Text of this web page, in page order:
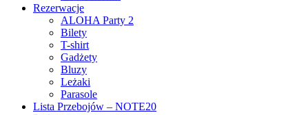
Rezerwacje
ALOHA Party 2
Bilety
T-shirt
Gadżety
Bluzy
Leżaki
Parasole
Lista Przebojów – NOTE20